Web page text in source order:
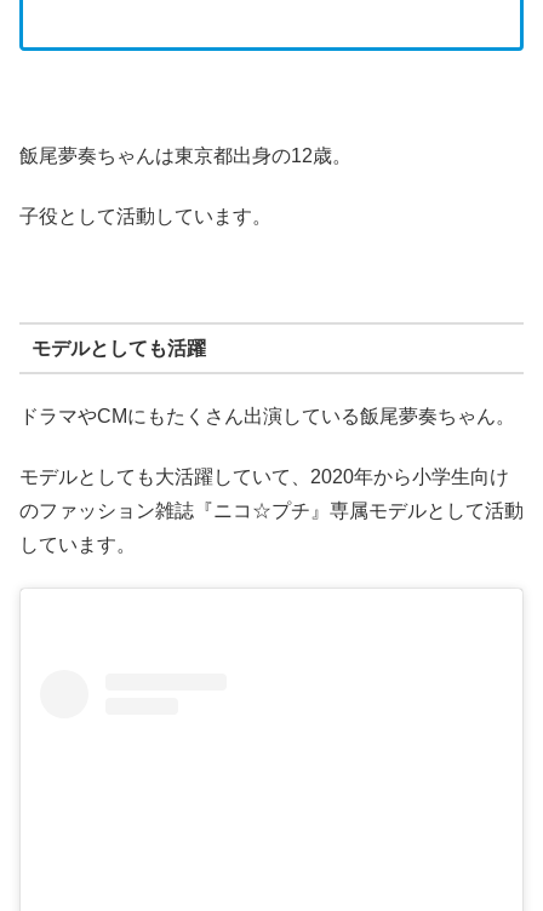
飯尾夢奏ちゃんは東京都出身の12歳。
子役として活動しています。
モデルとしても活躍
ドラマやCMにもたくさん出演している飯尾夢奏ちゃん。
モデルとしても大活躍していて、2020年から小学生向け
のファッション雑誌『ニコ☆プチ』専属モデルとして活動
しています。